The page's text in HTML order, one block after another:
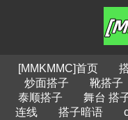
[MMKMMC]首页
炒面搭子
靴搭子
泰顺搭子
舞台 搭
连线
搭子暗语